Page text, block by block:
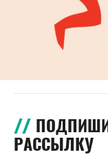
РАССЫЛКУ